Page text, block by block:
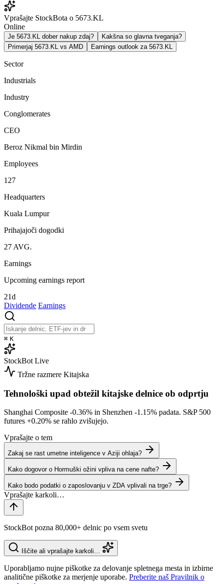
Vprašajte StockBota o 5673.KL
Online
Je 5673.KL dober nakup zdaj?
Kakšna so glavna tveganja?
Primerjaj 5673.KL vs AMD
Earnings outlook za 5673.KL
Sector
Industrials
Industry
Conglomerates
CEO
Beroz Nikmal bin Mirdin
Employees
127
Headquarters
Kuala Lumpur
Prihajajoči dogodki
27 AVG.
Earnings
Upcoming earnings report
21d
Dividende Earnings
⌘ K
StockBot Live
Tržne razmere Kitajska
Tehnološki upad obtežil kitajske delnice ob odprtju
Shanghai Composite -0.36% in Shenzhen -1.15% padata. S&P 500
futures +0.20% se rahlo zvišujejo.
Vprašajte o tem
Zakaj se rast umetne inteligence v Aziji ohlaja?
Kako dogovor o Hormuški ožini vpliva na cene nafte?
Kako bodo podatki o zaposlovanju v ZDA vplivali na trge?
StockBot pozna 80,000+ delnic po vsem svetu
Iščite ali vprašajte karkoli…
Uporabljamo nujne piškotke za delovanje spletnega mesta in izbirne
analitične piškotke za merjenje uporabe. Preberite naš Pravilnik o